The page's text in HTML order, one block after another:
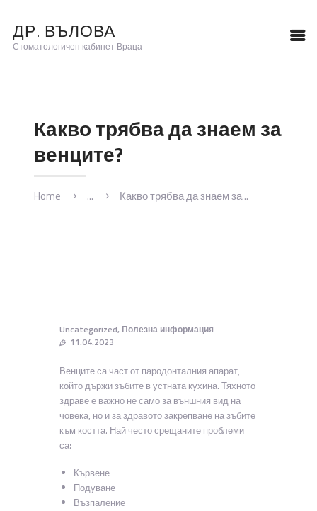
ДР. ВЪЛОВА
Стоматологичен кабинет Враца
Какво трябва да знаем за
венците?
Home ... Какво трябва да знаем за...
ДР. ВЪЛОВА
НАЧАЛО
УСЛУГИ
Uncategorized, Полезна информация
11.04.2023
Венците са част от пародонталния апарат,
който държи зъбите в устната кухина. Тяхното
здраве е важно не само за външния вид на
човека, но и за здравото закрепване на зъбите
към костта. Най често срещаните проблеми
са:
Кървене
Подуване
Възпаление